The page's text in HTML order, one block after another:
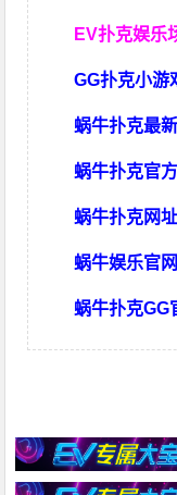
EV扑克娱乐
GG扑克小游
蜗牛扑克最
蜗牛扑克官
蜗牛扑克网
蜗牛娱乐官
蜗牛扑克GG